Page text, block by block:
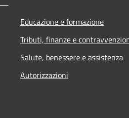
Educazione e formazione
Tributi, finanze e
Salute, benessere e assistenza
Autorizzazioni